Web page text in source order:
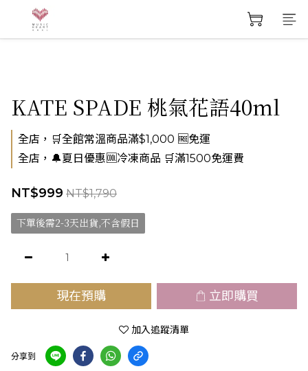
KATE SPADE 桃氣花語40ml
全店，🛒全館常溫商品滿$1,000 🆓免運
全店，🔔夏日優惠🆒冷凍商品 🛒滿1500免運費
NT$999 NT$1,790
下單後需2-3天出貨,不含假日
現在預購 立即購買
加入追蹤清單
分享到